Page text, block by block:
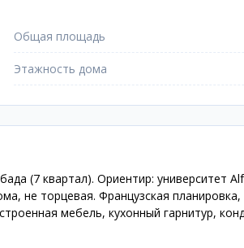
Общая площадь
Этажность дома
(7 квартал). Ориентир: университет
не торцевая. Французская
мебель, кухонный гарнитур,